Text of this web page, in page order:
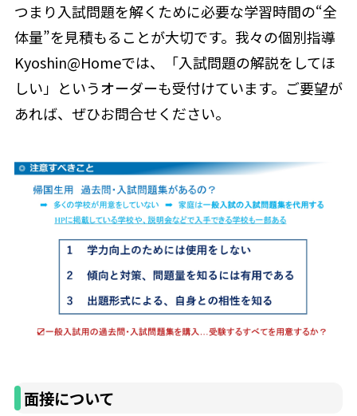
つまり入試問題を解くために必要な学習時間の“全
体量”を見積もることが大切です。我々の個別指導
Kyoshin@Homeでは、「入試問題の解説をしてほ
しい」というオーダーも受付けています。ご要望が
あれば、ぜひお問合せください。
面接について